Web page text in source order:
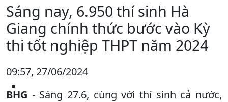
Sáng nay, 6.950 thí sinh Hà
Giang chính thức bước vào Kỳ
thi tốt nghiệp THPT năm 2024
09:57, 27/06/2024
BHG - Sáng 27.6, cùng với thí sinh cả nước,